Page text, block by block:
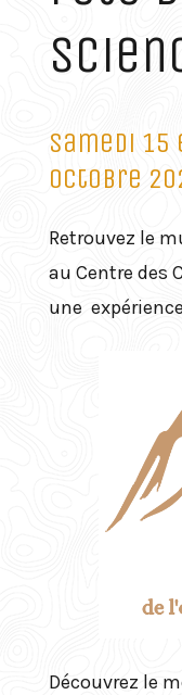
Samedi
octobre
Retrouvez le
au Centre des
une
Découvrez le